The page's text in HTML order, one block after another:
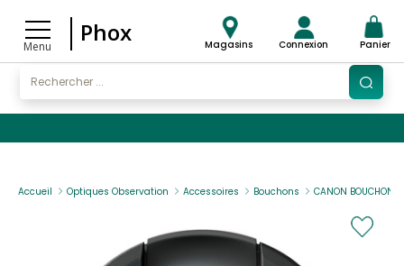
Menu
Phox Magasins Connexion Panier
Accueil Optiques Observation Accessoires Bouchons CANON BOUCHON